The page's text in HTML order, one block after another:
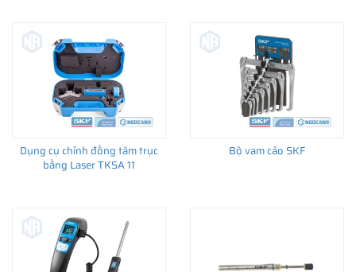
- Điện áp 230V/50-60Hz or 110V/50-60Hz
- Bảo hành 12 tháng
Dụng cụ chỉnh đồng tâm trục
bằng Laser TKSA 11
Bộ vam cảo SKF